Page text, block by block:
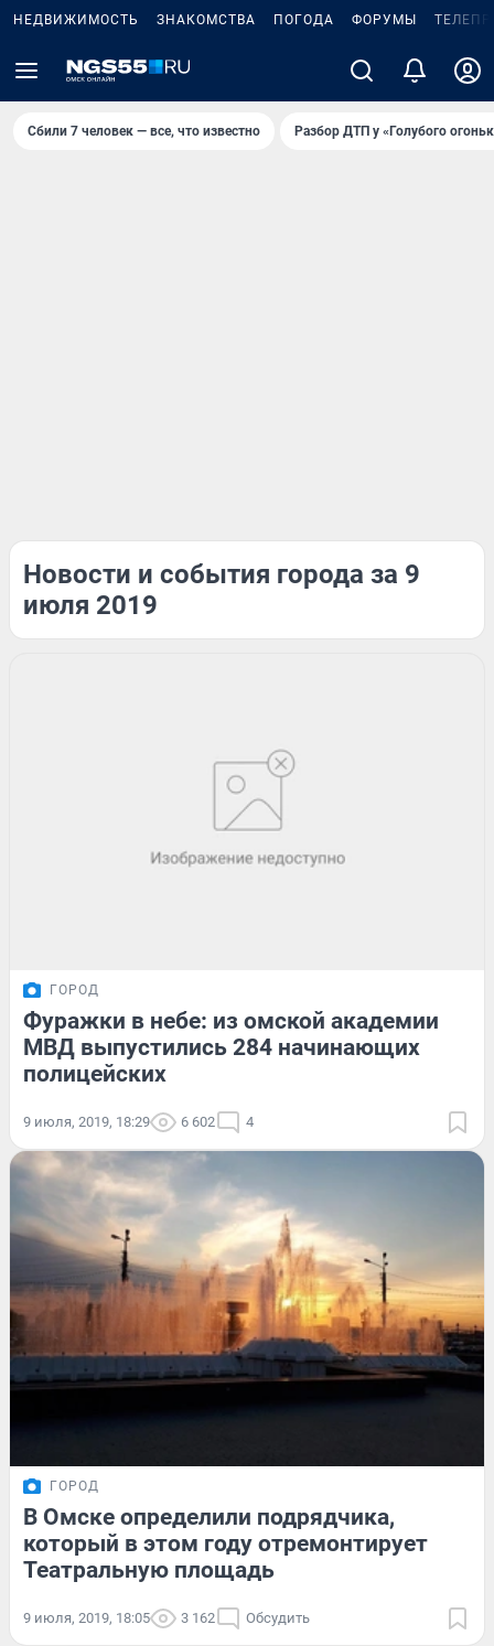
НЕДВИЖИМОСТЬ ЗНАКОМСТВА ПОГОДА ФОРУМЫ
Сбили 7 человек — все, что известно Разбор ДТП у «Голубого
Новости и события города за 9
июля 2019
ГОРОД
Фуражки в небе: из омской академии
МВД выпустились 284 начинающих
полицейских
9 июля, 2019, 18:29 6 602 4
ГОРОД
В Омске определили подрядчика,
который в этом году отремонтирует
Театральную площадь
9 июля, 2019, 18:05 3 162 Обсудить